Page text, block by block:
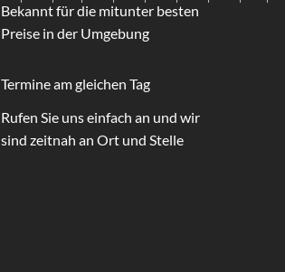
Bekannt für die mitunter besten
Preise in der Umgebung
Termine am gleichen Tag
Rufen Sie uns einfach an und wir
sind zeitnah an Ort und Stelle